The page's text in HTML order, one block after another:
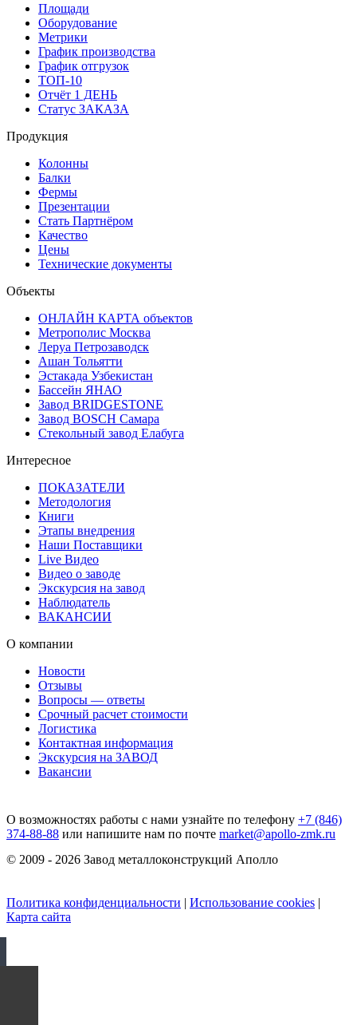
Площади
Оборудование
Метрики
График производства
График отгрузок
ТОП-10
Отчёт 1 ДЕНЬ
Статус ЗАКАЗА
Продукция
Колонны
Балки
Фермы
Презентации
Стать Партнёром
Качество
Цены
Технические документы
Объекты
ОНЛАЙН КАРТА объектов
Метрополис Москва
Леруа Петрозаводск
Ашан Тольятти
Эстакада Узбекистан
Бассейн ЯНАО
Завод BRIDGESTONE
Завод BOSCH Самара
Стекольный завод Елабуга
Интересное
ПОКАЗАТЕЛИ
Методология
Книги
Этапы внедрения
Наши Поставщики
Live Видео
Видео о заводе
Экскурсия на завод
Наблюдатель
ВАКАНСИИ
О компании
Новости
Отзывы
Вопросы — ответы
Срочный расчет стоимости
Логистика
Контактная информация
Экскурсия на ЗАВОД
Вакансии
О возможностях работы с нами узнайте по телефону +7 (846)
374-88-88 или напишите нам по почте market@apollo-zmk.ru
© 2009 - 2026 Завод металлоконструкций Аполло
Политика конфиденциальности | Использование cookies |
Карта сайта